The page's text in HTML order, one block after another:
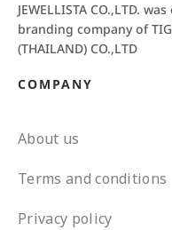
JEWELLISTA CO.,LTD.
branding company of
(THAILAND) CO.,LTD
COMPANY
About us
Terms and conditions
Privacy policy